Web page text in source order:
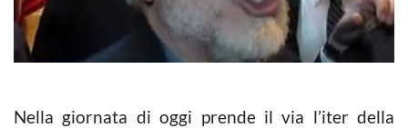
Nella giornata di oggi prende il via l’iter della